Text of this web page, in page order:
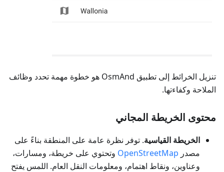
تنزيل الخرائط إلى تطبيق OsmAnd هو خطوة مهمة تحدد وظائف
الملاحة وكفاءتها.
محتوى الخريطة المجاني
الخريطة القياسية. توفر نظرة عامة على المنطقة بناءً على
مصدر OpenStreetMap وتحتوي على خريطة، ومسارات،
وعناوين، ونقاط اهتمام، ومعلومات النقل العام. اللمس يفتح